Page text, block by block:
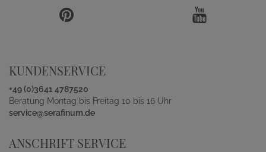
KUNDENSERVICE
+49 (0)3641 4787520
Beratung Montag bis Freitag 10 bis 16 Uhr
service@serafinum.de
ANSCHRIFT SERVICE